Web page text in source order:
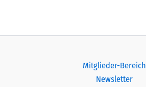
Mitglieder-Bereich
Newsletter